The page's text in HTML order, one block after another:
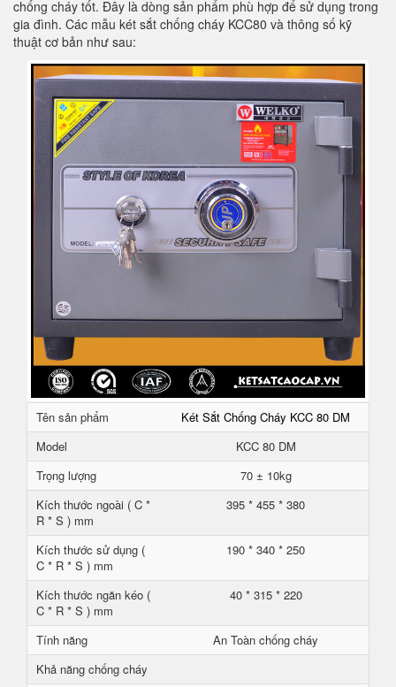
chống cháy tốt. Đây là dòng sản phẩm phù hợp để sử dụng trong
gia đình. Các mẫu két sắt chống cháy KCC80 và thông số kỹ
thuật cơ bản như sau:
Tên sản phẩm
Két Sắt Chống Cháy KCC 80 DM
Model
KCC 80 DM
Trọng lượng
70 ± 10kg
Kích thước ngoài ( C *
R * S ) mm
395 * 455 * 380
Kích thước sử dụng (
C * R * S ) mm
190 * 340 * 250
Kích thước ngăn kéo (
C * R * S ) mm
40 * 315 * 220
Tính năng
An Toàn chống cháy
Khả năng chống cháy